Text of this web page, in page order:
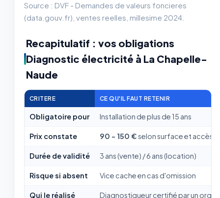
Source : DVF - Demandes de valeurs foncieres
(data.gouv.fr), ventes reelles, millesime 2024.
Recapitulatif : vos obligations
Diagnostic électricité à La Chapelle-
Naude
CRITERE CE QU'IL FAUT RETENIR
Obligatoire pour Installation de plus de 15 ans
Prix constate 90 - 150 €selon surface et accès
Durée de validité 3 ans (vente) / 6 ans (location)
Risque si absent Vice cache en cas d'omission
Qui le réalisé Diagnostiqueur certifié par un